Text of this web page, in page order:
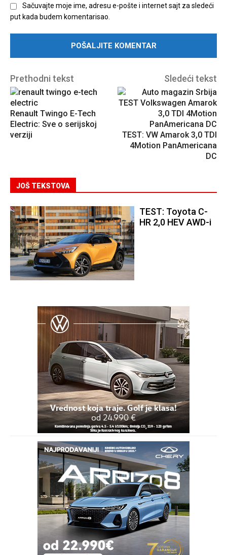
Sačuvajte moje ime, adresu e-pošte i internet sajt za sledeći
put kada budem komentarisao.
Prethodni tekst
Renault Twingo E-Tech
Electric: Sve o serijskoj
verziji
Sledeći tekst
TEST: VW Amarok 3,0 TDI
4Motion PanAmericana
DC
JOŠ TEKSTOVA
TEST: Toyota C-
HR 2,0 HEV AWD-i